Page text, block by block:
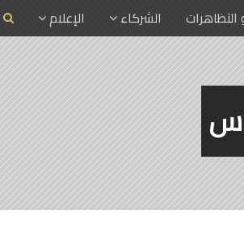
الشركاء الإعلام